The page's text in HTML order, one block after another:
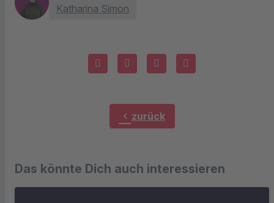
Katharina Simon
chevron_left zurück
Das könnte Dich auch interessieren